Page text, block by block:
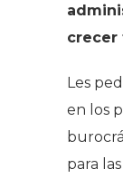
crecer
Les
en los
para